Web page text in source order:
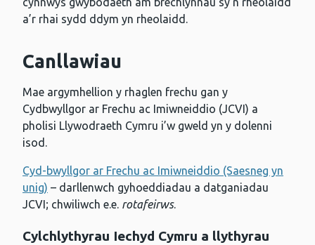
a’r rhai sydd ddym yn rheolaidd.
Canllawiau
Mae argymhellion y rhaglen frechu gan y
Cydbwyllgor ar Frechu ac Imiwneiddio (JCVI) a
pholisi Llywodraeth Cymru i’w gweld yn y dolenni
isod.
Cyd-bwyllgor ar Frechu ac Imiwneiddio (Saesneg yn
unig) – darllenwch gyhoeddiadau a datganiadau
JCVI; chwiliwch e.e. rotafeirws.
Cylchlythyrau Iechyd Cymru a llythyrau